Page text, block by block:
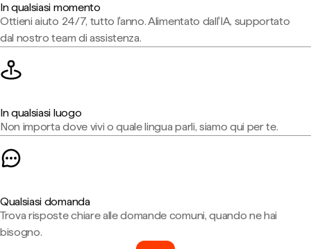
In qualsiasi momento
Ottieni aiuto 24/7, tutto l'anno. Alimentato dall'IA, supportato
dal nostro team di assistenza.
In qualsiasi luogo
Non importa dove vivi o quale lingua parli, siamo qui per te.
Qualsiasi domanda
Trova risposte chiare alle domande comuni, quando ne hai
bisogno.